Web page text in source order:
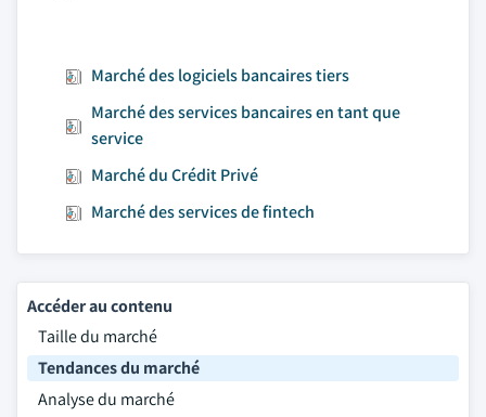
Marché des logiciels bancaires tiers
Marché des services bancaires en tant que
service
Marché du Crédit Privé
Marché des services de fintech
Accéder au contenu
Taille du marché
Tendances du marché
Analyse du marché